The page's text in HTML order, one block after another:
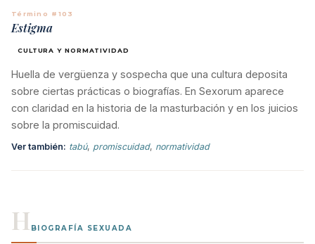
Término #103
Estigma
CULTURA Y NORMATIVIDAD
Huella de vergüenza y sospecha que una cultura deposita
sobre ciertas prácticas o biografías. En Sexorum aparece
con claridad en la historia de la masturbación y en los juicios
sobre la promiscuidad.
Ver también: tabú, promiscuidad, normatividad
H BIOGRAFÍA SEXUADA